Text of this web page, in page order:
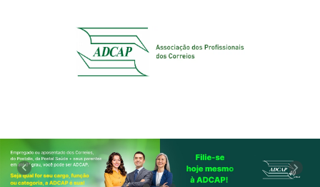
Previous Next